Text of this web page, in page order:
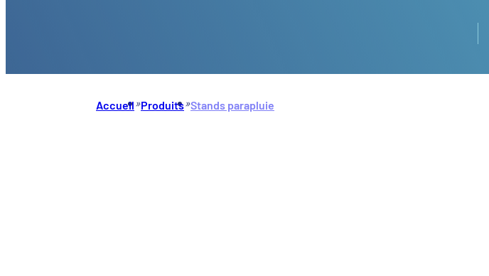
Accueil»Produits»Stands parapluie